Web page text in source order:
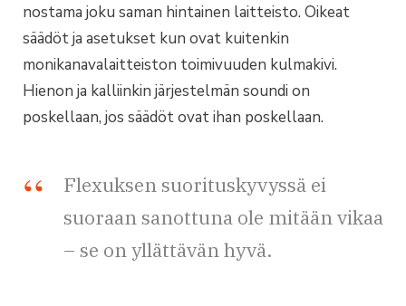
nostama joku saman hintainen laitteisto. Oikeat
säädöt ja asetukset kun ovat kuitenkin
monikanavalaitteiston toimivuuden kulmakivi.
Hienon ja kalliinkin järjestelmän soundi on
poskellaan, jos säädöt ovat ihan poskellaan.
Flexuksen suorituskyvyssä ei
suoraan sanottuna ole mitään vikaa
– se on yllättävän hyvä.